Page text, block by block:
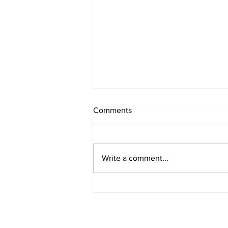
Comments
Write a comment...